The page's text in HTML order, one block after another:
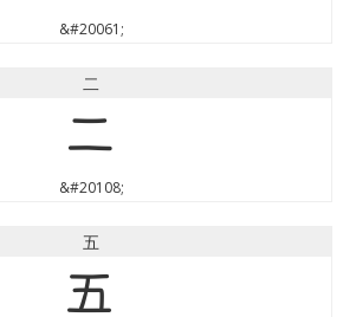
&#20061;
二
二
&#20108;
五
五